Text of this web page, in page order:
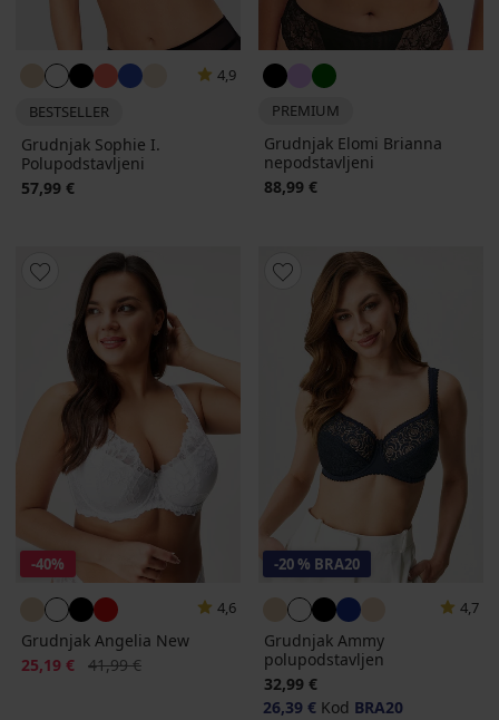
4,9
BESTSELLER
Grudnjak Sophie I.
Polupodstavljeni
57,99 €
PREMIUM
Grudnjak Elomi Brianna
nepodstavljeni
88,99 €
-40%
4,6
Grudnjak Angelia New
Popust
25,19 € Prvobitna cijena
41,99 €
-20 % BRA20
4,7
Grudnjak Ammy
polupodstavljen
32,99 €
26,39 € Kod BRA20